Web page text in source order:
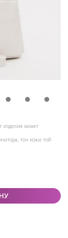
изделия может
тон кожи той